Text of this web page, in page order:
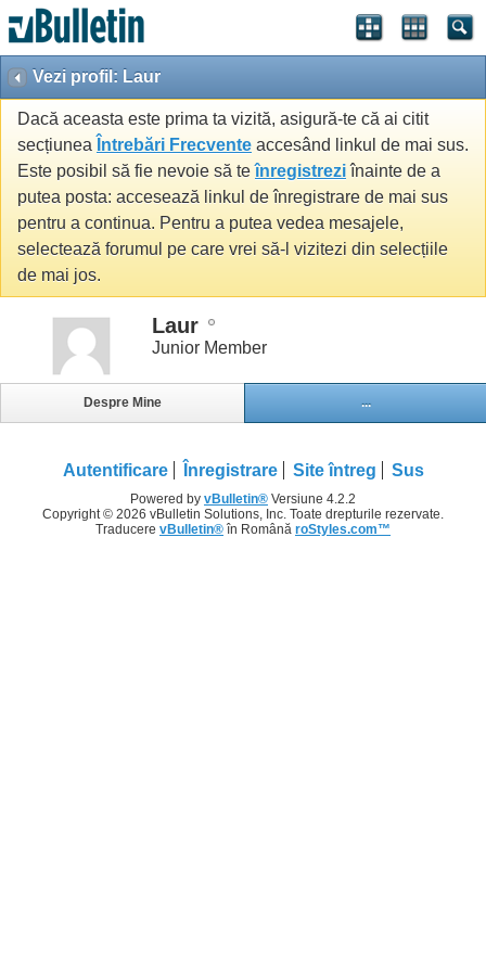
Vezi profil: Laur
Dacă aceasta este prima ta vizită, asigură-te că ai citit
secțiunea Întrebări Frecvente accesând linkul de mai sus.
Este posibil să fie nevoie să teînregistreziînainte de a
putea posta: accesează linkul de înregistrare de mai sus
pentru a continua. Pentru a putea vedea mesajele,
selectează forumul pe care vrei să-l vizitezi din selecțiile
de mai jos.
Laur
Junior Member
Despre Mine ...
Autentificare Înregistrare Site întreg Sus
Powered by vBulletin® Versiune 4.2.2
Copyright © 2026 vBulletin Solutions, Inc. Toate drepturile rezervate.
Traducere vBulletin® în Română roStyles.com™